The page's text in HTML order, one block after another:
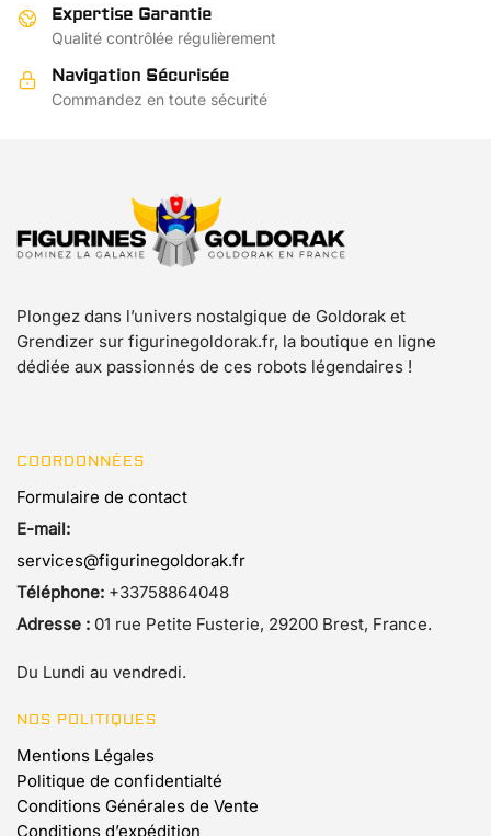
choisies
sur
page
Expertise Garantie
Qualité contrôlée régulièrement
Navigation Sécurisée
Commandez en toute sécurité
Plongez dans l’univers nostalgique de Goldorak et
Grendizer sur figurinegoldorak.fr, la boutique en ligne
dédiée aux passionnés de ces robots légendaires !
COORDONNÉES
Formulaire de contact
E-mail:
services@figurinegoldorak.fr
Téléphone: +33758864048
Adresse : 01 rue Petite Fusterie, 29200 Brest, France.
Du Lundi au vendredi.
NOS POLITIQUES
Mentions Légales
Politique de confidentialté
Conditions Générales de Vente
Conditions d’expédition